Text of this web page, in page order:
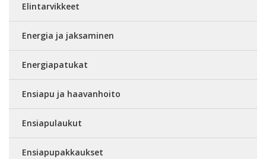
Elintarvikkeet
Energia ja jaksaminen
Energiapatukat
Ensiapu ja haavanhoito
Ensiapulaukut
Ensiapupakkaukset